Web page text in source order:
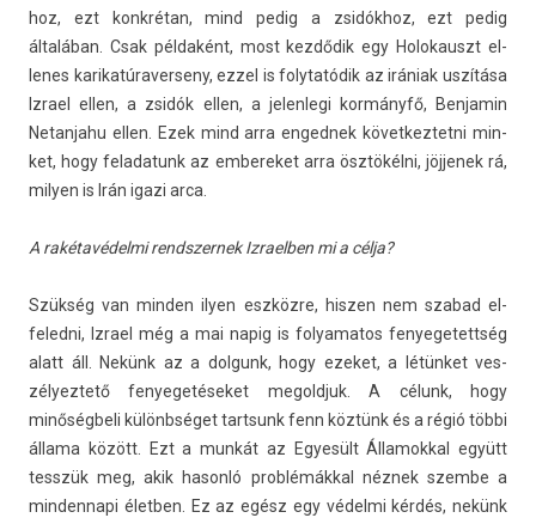
hoz, ezt konkrétan, mind pedig a zsidókhoz, ezt pedig
általában. Csak példaként, most kezdődik egy Holokauszt el­
lenes karikatúraver­seny, ezzel is folytatódik az irániak uszítása
Iz­rael ellen, a zsidók ellen, a jelen­legi kormányfő, Be­njamin
Netan­jahu ellen. Ezek mind arra en­ged­nek követ­keztet­ni min­
ket, hogy feladatunk az em­bereket arra ösztökélni, jöj­jenek rá,
mily­en is Irán igazi arca.
A rakétavédelmi re­ndszer­nek Iz­raelb­en mi a célja?
Szükség van mind­en ilyen eszközre, hisz­en nem szabad el­
feled­ni, Iz­rael még a mai napig is folyamatos fenyegetettség
alatt áll. Nekünk az a dol­gunk, hogy ezeket, a létünket ves­
zélyez­tető fenyegetéseket megoldjuk. A célunk, hogy
minőségbeli különbséget tartsunk fenn köztünk és a régió többi
állama között. Ezt a munkát az Egyesült Államokk­al együtt
tesszük meg, akik hasonló problémákkal néznek szem­be a
min­dennapi életb­en. Ez az egész egy védelmi kérdés, nekünk